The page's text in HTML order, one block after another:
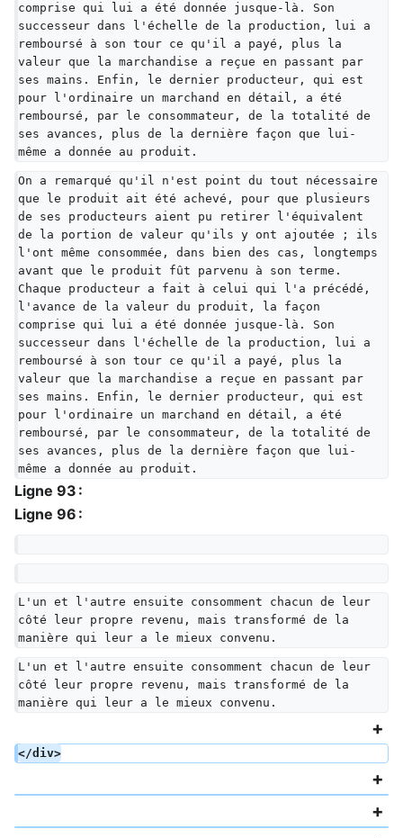
comprise qui lui a été donnée jusque-là. Son
successeur dans l'échelle de la production, lui a
remboursé à son tour ce qu'il a payé, plus la
valeur que la marchandise a reçue en passant par
ses mains. Enfin, le dernier producteur, qui est
pour l'ordinaire un marchand en détail, a été
remboursé, par le consommateur, de la totalité de
ses avances, plus de la dernière façon que lui-
même a donnée au produit.
On a remarqué qu'il n'est point du tout nécessaire
que le produit ait été achevé, pour que plusieurs
de ses producteurs aient pu retirer l'équivalent
de la portion de valeur qu'ils y ont ajoutée ; ils
l'ont même consommée, dans bien des cas, longtemps
avant que le produit fût parvenu à son terme.
Chaque producteur a fait à celui qui l'a précédé,
l'avance de la valeur du produit, la façon
comprise qui lui a été donnée jusque-là. Son
successeur dans l'échelle de la production, lui a
remboursé à son tour ce qu'il a payé, plus la
valeur que la marchandise a reçue en passant par
ses mains. Enfin, le dernier producteur, qui est
pour l'ordinaire un marchand en détail, a été
remboursé, par le consommateur, de la totalité de
ses avances, plus de la dernière façon que lui-
même a donnée au produit.
Ligne 93 :
Ligne 96 :
L'un et l'autre ensuite consomment chacun de leur
côté leur propre revenu, mais transformé de la
manière qui leur a le mieux convenu.
L'un et l'autre ensuite consomment chacun de leur
côté leur propre revenu, mais transformé de la
manière qui leur a le mieux convenu.
</div>